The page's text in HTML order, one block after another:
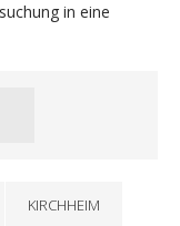
in eine
KIRCHHEIM